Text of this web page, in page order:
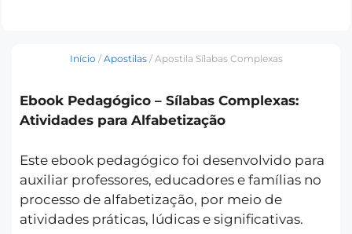
Início / Apostilas/ Apostila Sílabas Complexas
Ebook Pedagógico – Sílabas Complexas:
Atividades para Alfabetização
Este ebook pedagógico foi desenvolvido para
auxiliar professores, educadores e famílias no
processo de alfabetização, por meio de
atividades práticas, lúdicas e significativas.